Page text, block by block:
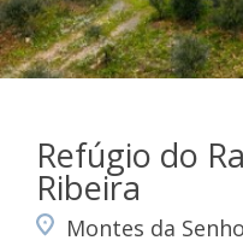
Refúgio do
Ribeira
Montes da